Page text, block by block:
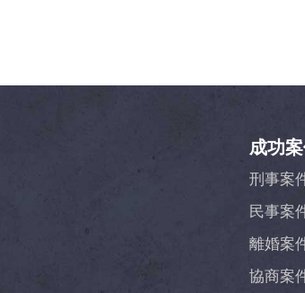
成功
刑事案
民事案
離婚案
協商案